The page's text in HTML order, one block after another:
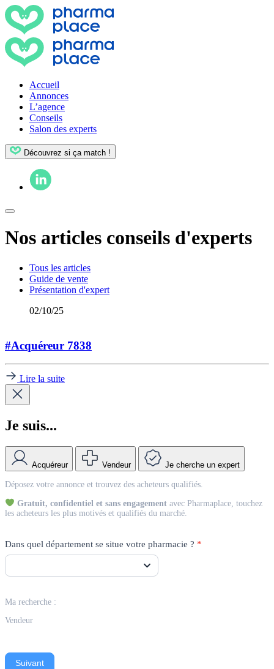
Accueil
Annonces
L’agence
Conseils
Salon des experts
Découvrez si ça match !
Nos articles conseils d'experts
Tous les articles
Guide de vente
Présentation d'expert
02/10/25
#Acquéreur 7838
Lire la suite
Je suis...
Acquéreur Vendeur Je cherche un expert
Vendeur
Déposez votre annonce et trouvez des acheteurs qualifiés.
Gratuit, confidentiel et sans engagement avec Pharmaplace, touchez
les acheteurs les plus motivés et qualifiés du marché.
Dans quel département se situe votre pharmacie ? *
Ma recherche :
Vendeur
Suivant